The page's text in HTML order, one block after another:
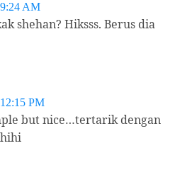
AM
shehan? Hiksss. Berus dia
PM
but nice…tertarik dengan